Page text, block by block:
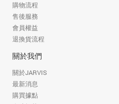
購物流程
售後服務
會員權益
退換貨流程
關於我們
關於JARVIS
最新消息
購買據點